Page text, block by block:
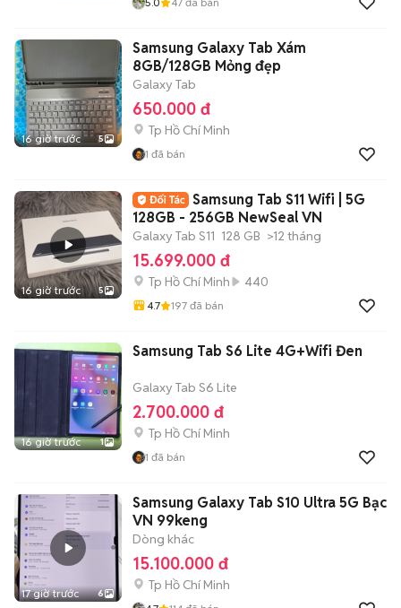
16 giờ trước 5
Samsung Galaxy Tab Xám
8GB/128GB Mỏng đẹp
Galaxy Tab
650.000 đ
Tp Hồ Chí Minh
1 đã bán
16 giờ trước 5
Samsung Tab S11 Wifi | 5G
128GB - 256GB NewSeal VN
Galaxy Tab S11 128 GB >12 tháng
15.699.000 đ
Tp Hồ Chí Minh 440
4.7 197 đã bán
16 giờ trước 1
Samsung Tab S6 Lite 4G+Wifi Đen
Galaxy Tab S6 Lite
2.700.000 đ
Tp Hồ Chí Minh
1 đã bán
17 giờ trước 6
Samsung Galaxy Tab S10 Ultra 5G Bạc
VN 99keng
Dòng khác
15.100.000 đ
Tp Hồ Chí Minh